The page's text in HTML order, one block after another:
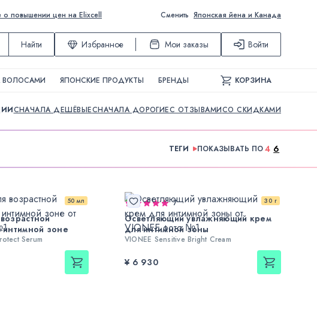
повышении цен на Elixcell Сменить Японская йена и Канада
Найти Избранное Мои заказы Войти
ВОЛОСАМИ ЯПОНСКИЕ ПРОДУКТЫ БРЕНДЫ КОРЗИНА
СНАЧАЛА ДЕШЁВЫЕСНАЧАЛА ДОРОГИЕС ОТЗЫВАМИСО СКИДКАМИ
ТЕГИ ПОКАЗЫВАТЬ ПО4 6
50 мл
интимной зоне
Serum
30 г
7
Осветляющий увлажняющий крем
для интимной зоны
VIONEE Sensitive Bright Cream
¥ 6 930